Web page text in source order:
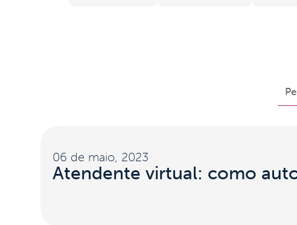
06 de maio, 2023
Atendente virtual: como